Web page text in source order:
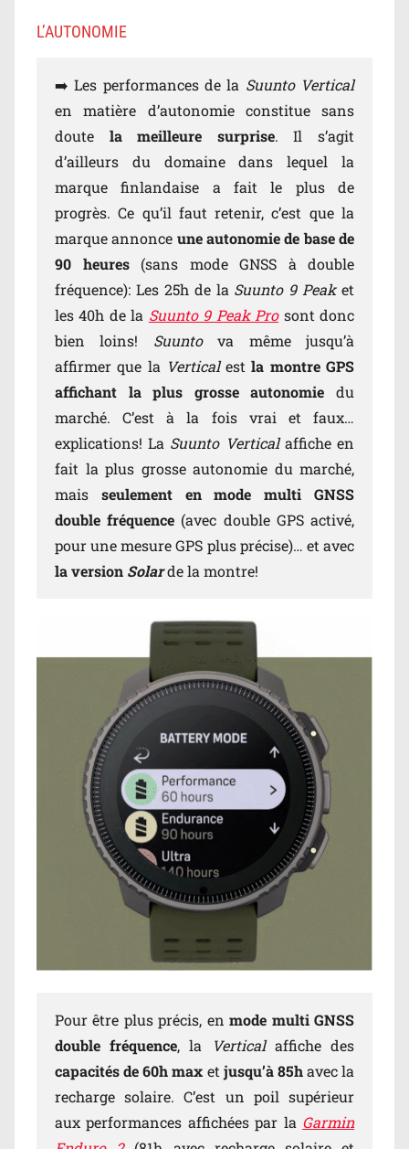
L’AUTONOMIE
➡️ Les performances de la Suunto Vertical
en matière d’autonomie constitue sans
doute la meilleure surprise. Il s’agit
d’ailleurs du domaine dans lequel la
marque finlandaise a fait le plus de
progrès. Ce qu’il faut retenir, c’est que la
marque annonce une autonomie de base de
90 heures(sans mode GNSS à double
fréquence): Les 25h de la Suunto 9 Peaket
les 40h de la Suunto 9 Peak Prosont donc
bien loins! Suuntova même jusqu’à
affirmer que la Verticalest la montre GPS
affichant la plus grosse autonomie du
marché. C’est à la fois vrai et faux…
explications! La Suunto Verticalaffiche en
fait la plus grosse autonomie du marché,
mais seulement en mode multi GNSS
double fréquence (avec double GPS activé,
pour une mesure GPS plus précise)… et avec
la version Solarde la montre!
Pour être plus précis, enmode multi GNSS
double fréquence, la Vertical affiche des
capacités de 60h max et jusqu’à 85havec la
recharge solaire. C’est un poil supérieur
aux performances affichées par la Garmin